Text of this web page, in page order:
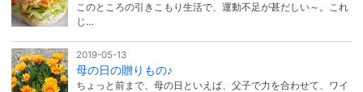
このところの引きこもり生活で、運動不足が甚だしい～。これ
じ…
2019-05-13
母の日の贈りもの♪
ちょっと前まで、母の日といえば、父子で力を合わせて、ワイ